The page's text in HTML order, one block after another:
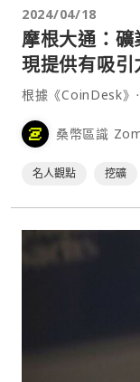
2024/04/18
摩根大通：
現提供有吸引
根據《CoinDesk
桑幣區識
名人觀點 挖礦